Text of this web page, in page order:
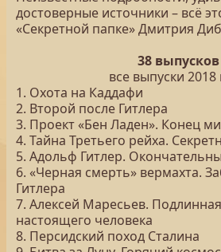
достоверные источники – всё
«Секретной папке» Дмитрия
38 выпусков
все выпуски 2018
1. Охота на Каддафи
2. Второй после Гитлера
3. Проект «Бен Ладен». Конец
4. Тайна Третьего рейха.
5. Адольф Гитлер.
6. «Черная смерть» вермахта.
Гитлера
7. Алексей Маресьев.
настоящего человека
8. Персидский поход Сталина